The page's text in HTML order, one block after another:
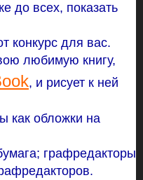
до всех, показать
конкурс для вас.
любимую книгу,
, и рисует к ней
как обложки на
графредакторы